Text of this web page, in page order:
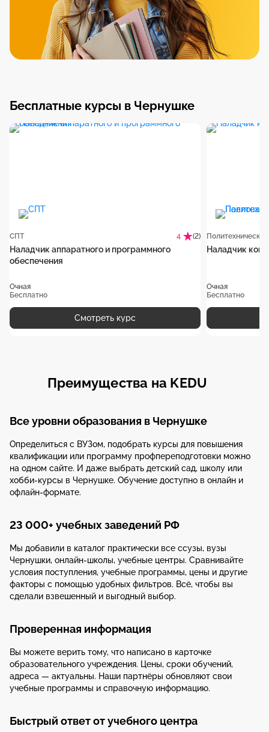
Бесплатные курсы в Чернушке
СПТ 4 (2)
Наладчик аппаратного и программного
обеспечения
Очная
Бесплатно
Смотреть курс
Наладчик
Очная
Бесплатно
Преимущества на KEDU
Все уровни образования в Чернушке
Определиться с ВУЗом, подобрать курсы для повышения
квалификации или программу профпереподготовки можно
на одном сайте. И даже выбрать детский сад, школу или
хобби-курсы в Чернушке. Обучение доступно в онлайн и
офлайн-формате.
23 000+ учебных заведений РФ
Мы добавили в каталог практически все ссузы, вузы
Чернушки, онлайн-школы, учебные центры. Сравнивайте
условия поступления, учебные программы, цены и другие
факторы с помощью удобных фильтров. Всё, чтобы вы
сделали взвешенный и выгодный выбор.
Проверенная информация
Вы можете верить тому, что написано в карточке
образовательного учреждения. Цены, сроки обучений,
адреса — актуальны. Наши партнёры обновляют свои
учебные программы и справочную информацию.
Быстрый ответ от учебного центра